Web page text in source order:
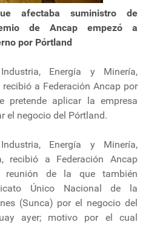
afectaba suministro de
de Ancap empezó a
por Pórtland
Energía y Minería,
recibió a Federación Ancap por
pretende aplicar la empresa
el negocio del Pórtland.
Energía y Minería,
recibió a Federación Ancap
reunión de la que también
Único Nacional de la
(Sunca) por el negocio del
ayer; motivo por el cual